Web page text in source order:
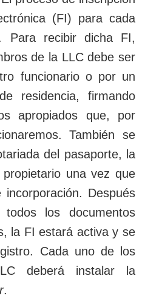
(FI) para cada
Para recibir dicha FI,
de la LLC debe ser
funcionario o por un
residencia, firmando
apropiados que, por
También se
del pasaporte, la
una vez que
Después
los documentos
la FI estará activa y se
Cada uno de los
deberá instalar la
.